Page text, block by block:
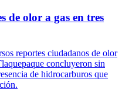
de olor a gas en tres
reportes ciudadanos de olor
concluyeron sin
de hidrocarburos que